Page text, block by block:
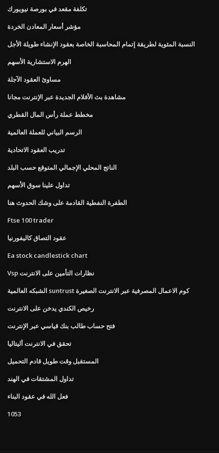
تكلفة مقعد في بورصة نيويورك
مؤشر أسعار المعادن الخردة
النسبة المئوية لطريقة إتمام المحاسبة الخاصة بعقود الإنشاء طويلة الأجل
الهرم الاستشارية الأسهم
مساوئ العقود الآجلة
مشاهدة بث الأفلام الجديدة عبر الإنترنت مجانا
مخطط عملة رأس المال القطري
الرسم البياني للعملة العالمية
تدريب العقود الاتحادية
الناتج المحلي الإجمالي المتوقع حسب البلد
تداول علينا سوق الأسهم
الطفرة النفطية القادمة على وشك الحدوث هنا
Ftse 100 trader
عقود التصاق كاليفورنيا
Ea stock candlestick chart
Vsp نظارات التأمين على الانترنت
الشبكه العالمية suntrust كوم الاعمال المصرفية عبر الانترنت الصغيرة
رخيص الكندي يدخن على الانترنت
فتح حساب طالب بنك قياسي عبر الإنترنت
تحقق في الانترنت أليتاليا
المستقبل وقت طويل قادم التحميل
تداول المشتقات في الهند
فعل الله في عقود البناء
1053